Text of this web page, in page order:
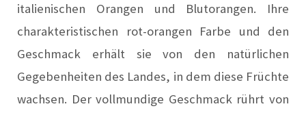
italienischen Orangen und Blutorangen. Ihre
charakteristischen rot-orangen Farbe und den
Geschmack erhält sie von den natürlichen
Gegebenheiten des Landes, in dem diese Früchte
wachsen. Der vollmundige Geschmack rührt von